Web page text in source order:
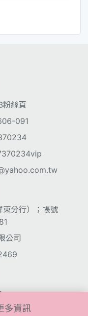
粉絲頁
091
分行）；帳號
公司
多資訊